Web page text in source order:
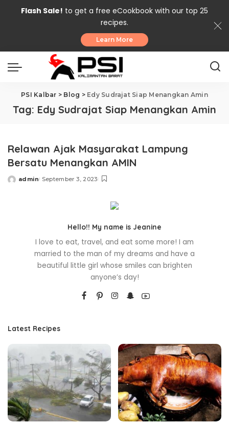
Flash Sale! to get a free eCookbook with our top 25
recipes.
Learn More
PSI Kalbar > Blog > Edy Sudrajat Siap Menangkan Amin
Tag: Edy Sudrajat Siap Menangkan Amin
Relawan Ajak Masyarakat Lampung
Bersatu Menangkan AMIN
Posted
admin September 3, 2023
Hello!! My name is Jeanine
I love to eat, travel, and eat some more! I am
married to the man of my dreams and have a
beautiful little girl whose smiles can brighten
anyone’s day!
Latest Recipes